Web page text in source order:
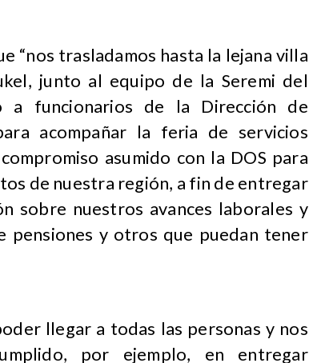
“nos trasladamos hasta la lejana villa
junto al equipo de la Seremi del
a funcionarios de la Dirección de
acompañar la feria de servicios
asumido con la DOS para
de nuestra región, a fin de entregar
sobre nuestros avances laborales y
pensiones y otros que puedan tener
llegar a todas las personas y nos
por ejemplo, en entregar